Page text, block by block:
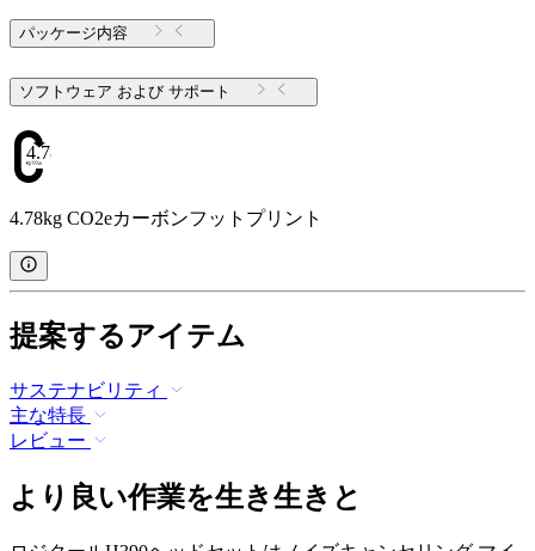
パッケージ内容
ソフトウェア および サポート
4.78
4.78kg CO2eカーボンフットプリント
提案するアイテム
サステナビリティ
主な特長
レビュー
より良い作業を生き生きと